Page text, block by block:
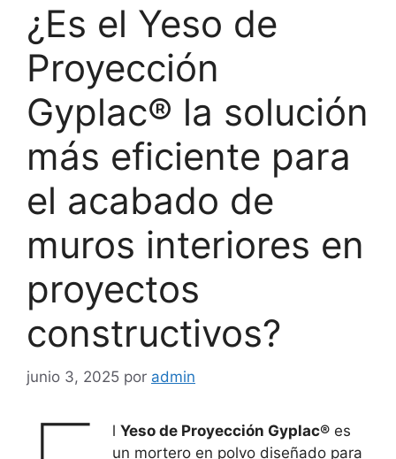
¿Es el Yeso de
Proyección
Gyplac® la solución
más eficiente para
el acabado de
muros interiores en
proyectos
constructivos?
junio 3, 2025 por admin
lYeso de Proyección Gyplac® es
un mortero en polvo diseñado para